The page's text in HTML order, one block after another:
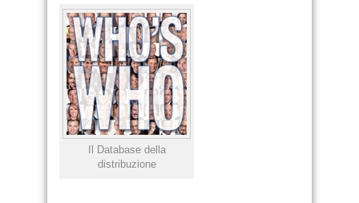
Il Database della
distribuzione